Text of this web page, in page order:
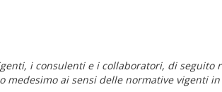
i consulenti e i collaboratori, di
ai sensi delle normative vigenti